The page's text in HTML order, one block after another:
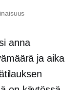
anna
ja aika